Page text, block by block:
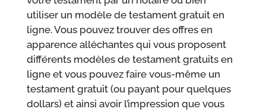
utiliser un modèle de testament gratuit en
ligne. Vous pouvez trouver des offres en
apparence alléchantes qui vous proposent
différents modèles de testament gratuits en
ligne et vous pouvez faire vous-même un
testament gratuit (ou payant pour quelques
dollars) et ainsi avoir l’impression que vous